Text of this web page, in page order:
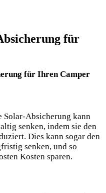
‌für
für Ihren Camper
‌Solar-Absicherung kann
senken, indem sie den​
‍Dies kann sogar den
​senken, und so
‍Kosten sparen.